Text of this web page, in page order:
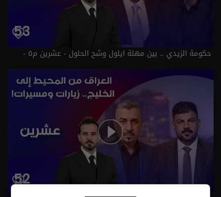
حكومة الزيدي .. بين مهلة ايلول وشح الحلول - عشرين م٥ -
الحلقة ٥٣ | الموسم 5